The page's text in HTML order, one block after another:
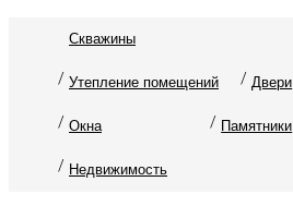
Скважины
Утепление помещений Двери
Окна Памятники
Недвижимость